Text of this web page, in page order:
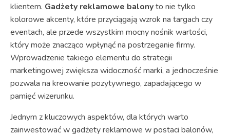
klientem. Gadżety reklamowe balonyto nie tylko
kolorowe akcenty, które przyciągają wzrok na targach czy
eventach, ale przede wszystkim mocny nośnik wartości,
który może znacząco wpłynąć na postrzeganie firmy.
Wprowadzenie takiego elementu do strategii
marketingowej zwiększa widoczność marki, a jednocześnie
pozwala na kreowanie pozytywnego, zapadającego w
pamięć wizerunku.
Jednym z kluczowych aspektów, dla których warto
zainwestować w gadżety reklamowe w postaci balonów,